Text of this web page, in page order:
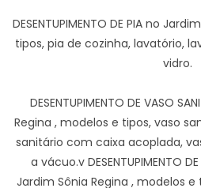
DESENTUPIMENTO DE PIA no
tipos, pia de cozinha, lavatório,
vidro.
DESENTUPIMENTO DE VASO
Regina , modelos e tipos, vaso
sanitário com caixa acoplada,
a vácuo.v DESENTUPIMENTO
Jardim Sônia Regina , modelos